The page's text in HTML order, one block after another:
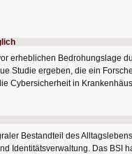
erheblichen Bedrohungslage
Studie ergeben, die ein
Cybersicherheit in
Bestandteil des
Identitätsverwaltung. Das BSI